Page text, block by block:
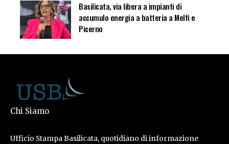
Basilicata, via libera a impianti di
accumulo energia a batteria a Melfi e
Picerno
Chi Siamo
Ufficio Stampa Basilicata, quotidiano di informazione